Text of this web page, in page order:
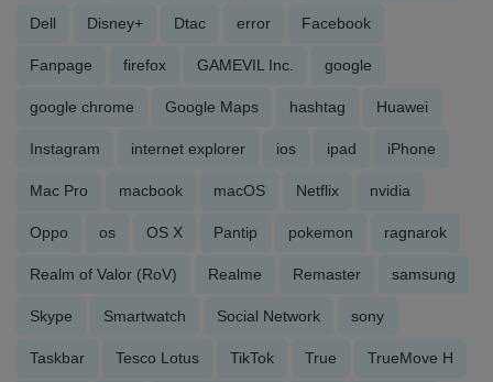
Dell Disney+ Dtac error Facebook
Fanpage firefox GAMEVIL Inc. google
google chrome Google Maps hashtag Huawei
Instagram internet explorer ios ipad iPhone
Mac Pro macbook macOS Netflix nvidia
Oppo os OS X Pantip pokemon ragnarok
Realm of Valor (RoV) Realme Remaster samsung
Skype Smartwatch Social Network sony
Taskbar Tesco Lotus TikTok True TrueMove H